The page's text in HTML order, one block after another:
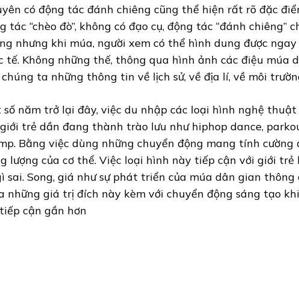
có động tác đánh chiêng cũng thể hiện rất rõ đặc
tác “chèo đò”, không có đạo cụ, động tác “đánh chiêng”
nhưng khi múa, người xem có thể hình dung được
tế. Không những thế, thông qua hình ảnh các điệu múa
ta những thông tin về lịch sử, về địa lí, về môi
số năm trở lại đây, việc du nhập các loại hình nghệ
trẻ dần đang thành trào lưu như hiphop dance,
Bằng việc dùng những chuyển động mang tính cường
lượng của cơ thể. Việc loại hình này tiếp cận với giới trẻ
sai. Song, giá như sự phát triển của múa dân gian thông
những giá trị đích này kèm với chuyển động sáng tạo
cận gần hơn